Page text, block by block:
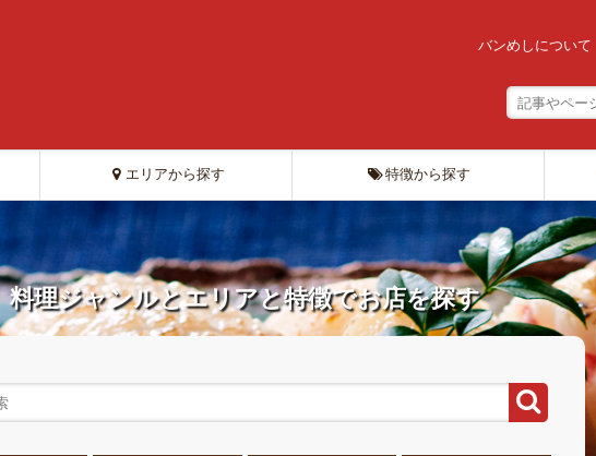
バンめしについて
エリアから探す 特徴から探す
料理ジャンルとエリアと特徴でお店を探す